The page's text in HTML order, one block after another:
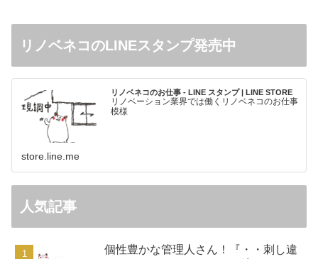
リノベネコのLINEスタンプ発売中
リノベネコのお仕事 - LINE スタンプ | LINE STORE
リノベーション業界では働くリノベネコのお仕事
模様
store.line.me
人気記事
個性豊かな管理人さん！『・・刺し違